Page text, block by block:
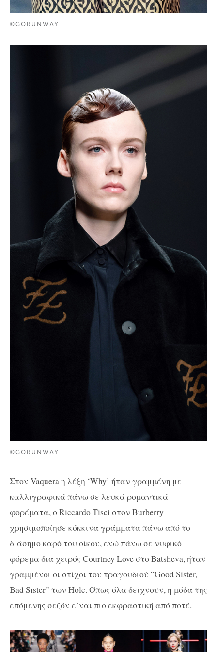
©GORUNWAY
©GORUNWAY
Στον Vaquera η λέξη ‘Why’ ήταν γραμμένη με
καλλιγραφικά πάνω σε λευκά ρομαντικά
φορέματα, ο Riccardo Tisci στον Burberry
χρησιμοποίησε κόκκινα γράμματα πάνω από το
διάσημο καρό του οίκου, ενώ πάνω σε νυφικό
φόρεμα δια χειρός Courtney Love στο Batsheva, ήταν
γραμμένοι οι στίχοι του τραγουδιού “Good Sister,
Bad Sister” των Hole. Όπως όλα δείχνουν, η μόδα της
επόμενης σεζόν είναι πιο εκφραστική από ποτέ.